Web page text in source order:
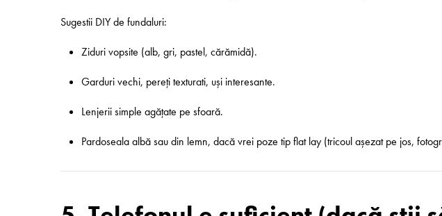
Sugestii DIY de fundaluri:
Ziduri vopsite (alb, gri, pastel, cărămidă).
Garduri vechi, pereți texturati, uși interesante.
Lenjerii simple agățate pe sfoară.
Pardoseala albă sau din lemn, dacă vrei poze tip flat lay (tricoul așezat pe jos,